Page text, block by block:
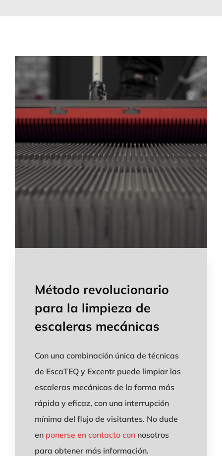
Método revolucionario
para la limpieza de
escaleras mecánicas
Con una combinación única de técnicas
de EscaTEQ y Excentr puede limpiar las
escaleras mecánicas de la forma más
rápida y eficaz, con una interrupción
mínima del flujo de visitantes. No dude
en ponerse en contacto con nosotros
para obtener más información.